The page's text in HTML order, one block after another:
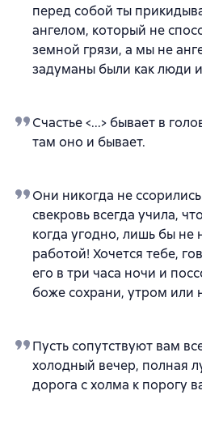
перед собой ты
ангелом, который не
земной грязи, а мы не
задуманы были как люди
Счастье <...> бывает в
там оно и бывает.
Они никогда не
свекровь всегда учила,
когда угодно, лишь бы не
работой! Хочется тебе,
его в три часа ночи и
боже сохрани, утром или
Пусть сопутствуют вам
холодный вечер, полная
дорога с холма к порогу